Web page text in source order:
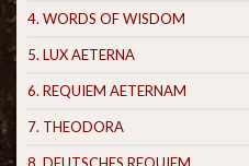
4. WORDS OF WISDOM
5. LUX AETERNA
6. REQUIEM AETERNAM
7. THEODORA